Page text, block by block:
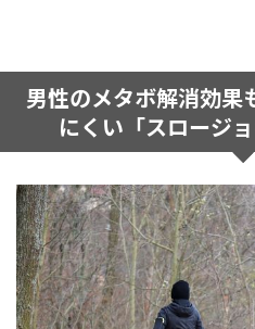
男性のメタボ解消効果
にくい「スロージ